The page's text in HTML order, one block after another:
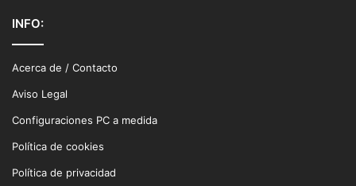
INFO:
Acerca de / Contacto
Aviso Legal
Configuraciones PC a medida
Política de cookies
Política de privacidad